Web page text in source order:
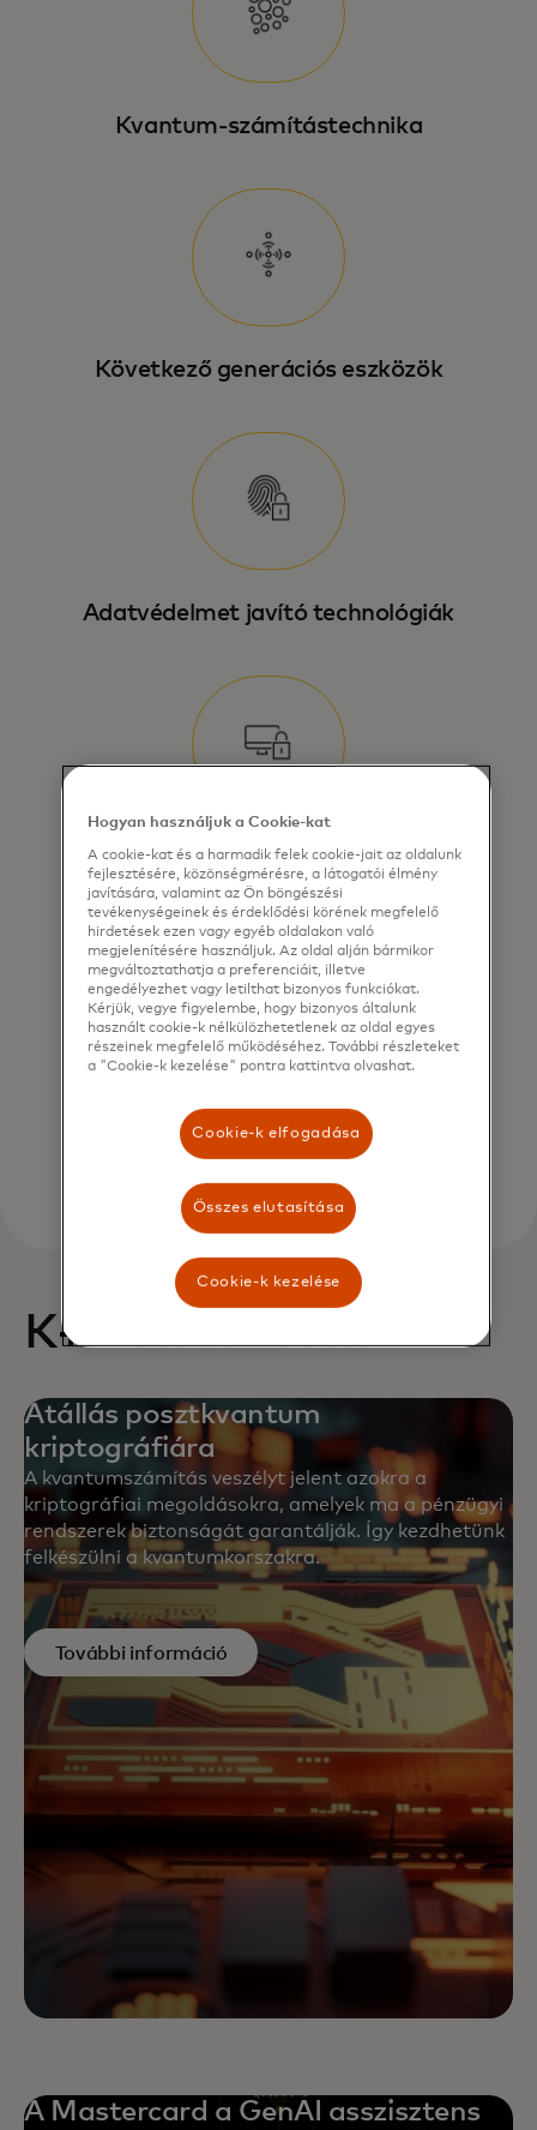
Kvantum-számítástechnika
Következő generációs eszközök
Adatvédelmet javító technológiák
Kiberbiztonság
K+F történetek
Átállás posztkvantum
kriptográfiára
A kvantumszámítás veszélyt jelent azokra a
kriptográfiai megoldásokra, amelyek ma a pénzügyi
rendszerek biztonságát garantálják. Így kezdhetünk
felkészülni a kvantumkorszakra.
További információ
A Mastercard a GenAI asszisztens
Hogyan használjuk a Cookie-kat
A cookie-kat és a harmadik felek cookie-jait az oldalunk
fejlesztésére, közönségmérésre, a látogatói élmény
javítására, valamint az Ön böngészési
tevékenységeinek és érdeklődési körének megfelelő
hirdetések ezen vagy egyéb oldalakon való
megjelenítésére használjuk. Az oldal alján bármikor
megváltoztathatja a preferenciáit, illetve
engedélyezhet vagy letilthat bizonyos funkciókat.
Kérjük, vegye figyelembe, hogy bizonyos általunk
használt cookie-k nélkülözhetetlenek az oldal egyes
részeinek megfelelő működéséhez. További részleteket
a "Cookie-k kezelése" pontra kattintva olvashat.
Cookie-k elfogadása
Összes elutasítása
Cookie-k kezelése